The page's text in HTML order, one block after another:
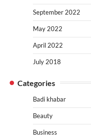
September 2022
May 2022
April 2022
July 2018
Categories
Badi khabar
Beauty
Business